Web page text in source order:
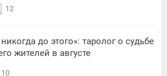
12
до этого»: таролог о судьбе
жителей в августе
10